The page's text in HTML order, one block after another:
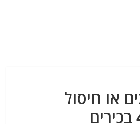
או חיסול
מהדהד ? 4 בכירים